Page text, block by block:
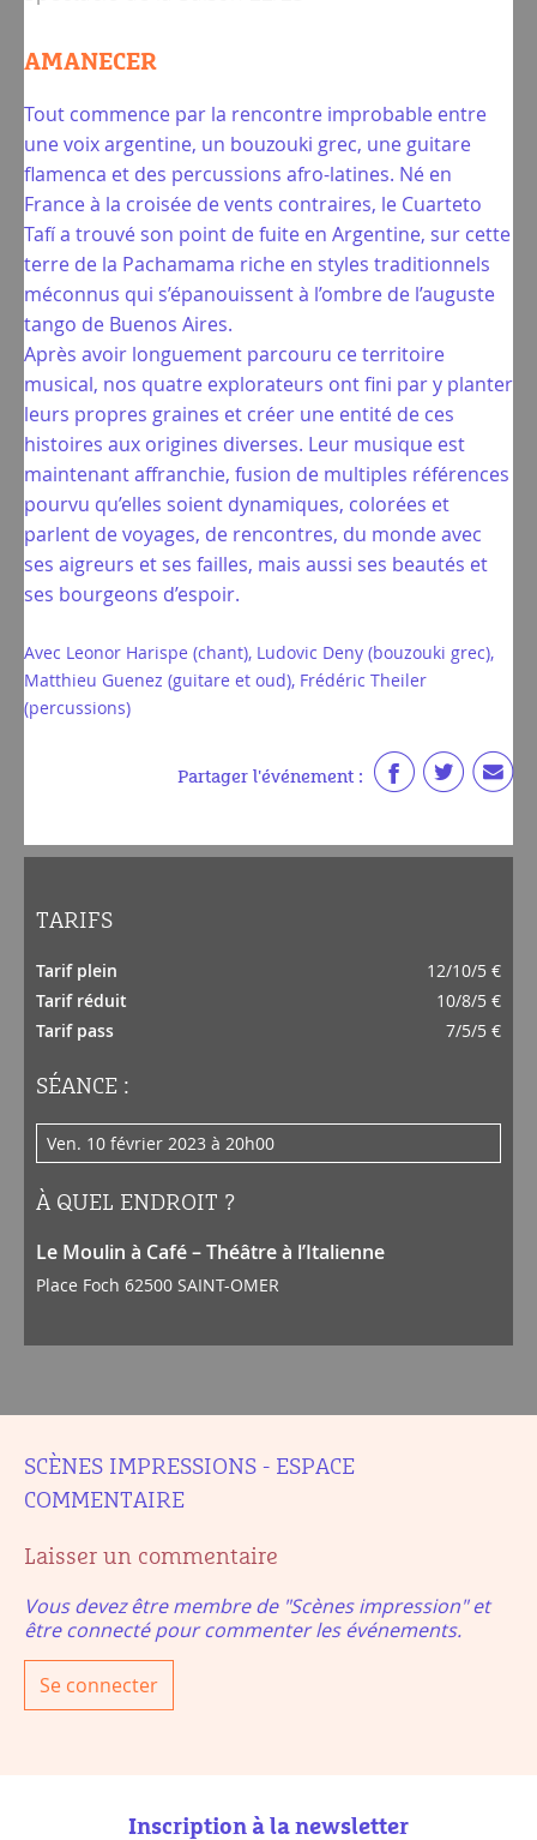
AMANECER
Tout commence par la rencontre improbable entre
une voix argentine, un bouzouki grec, une guitare
flamenca et des percussions afro-latines. Né en
France à la croisée de vents contraires, le Cuarteto
Tafí a trouvé son point de fuite en Argentine, sur cette
terre de la Pachamama riche en styles traditionnels
méconnus qui s’épanouissent à l’ombre de l’auguste
tango de Buenos Aires.
Après avoir longuement parcouru ce territoire
musical, nos quatre explorateurs ont fini par y planter
leurs propres graines et créer une entité de ces
histoires aux origines diverses. Leur musique est
maintenant affranchie, fusion de multiples références
pourvu qu’elles soient dynamiques, colorées et
parlent de voyages, de rencontres, du monde avec
ses aigreurs et ses failles, mais aussi ses beautés et
ses bourgeons d’espoir.
Avec Leonor Harispe (chant), Ludovic Deny (bouzouki grec),
Matthieu Guenez (guitare et oud), Frédéric Theiler
(percussions)
Partager l'événement :
TARIFS
Tarif plein
12/10/5 €
Tarif réduit
10/8/5 €
Tarif pass
7/5/5 €
SÉANCE :
ven. 10 février 2023 à 20h00
À QUEL ENDROIT ?
Le Moulin à Café – Théâtre à l’Italienne
Place Foch 62500 SAINT-OMER
SCÈNES IMPRESSIONS - ESPACE
COMMENTAIRE
Laisser un commentaire
Vous devez être membre de "Scènes impression" et
être connecté pour commenter les événements.
Se connecter
Inscription à la newsletter